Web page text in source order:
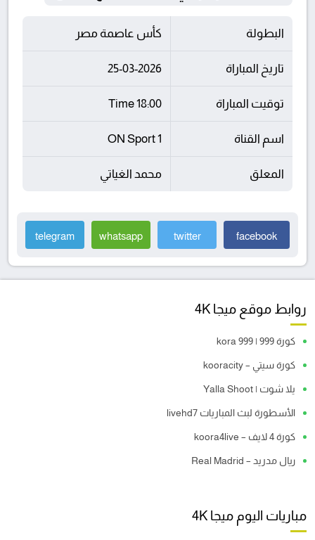
البطولة كأس عاصمة مصر
تاريخ المباراة 25-03-2026
توقيت المباراة 18:00 Time
اسم القناة ON Sport 1
المعلق محمد الغياتي
facebook
twitter
whatsapp
telegram
روابط موقع ميجا 4K
كورة 999 | kora 999
كورة سيتي – kooracity
يلا شوت | Yalla Shoot
الأسطورة لبث المباريات livehd7
كورة 4 لايف – koora4live
ريال مدريد – Real Madrid
مباريات اليوم ميجا 4K